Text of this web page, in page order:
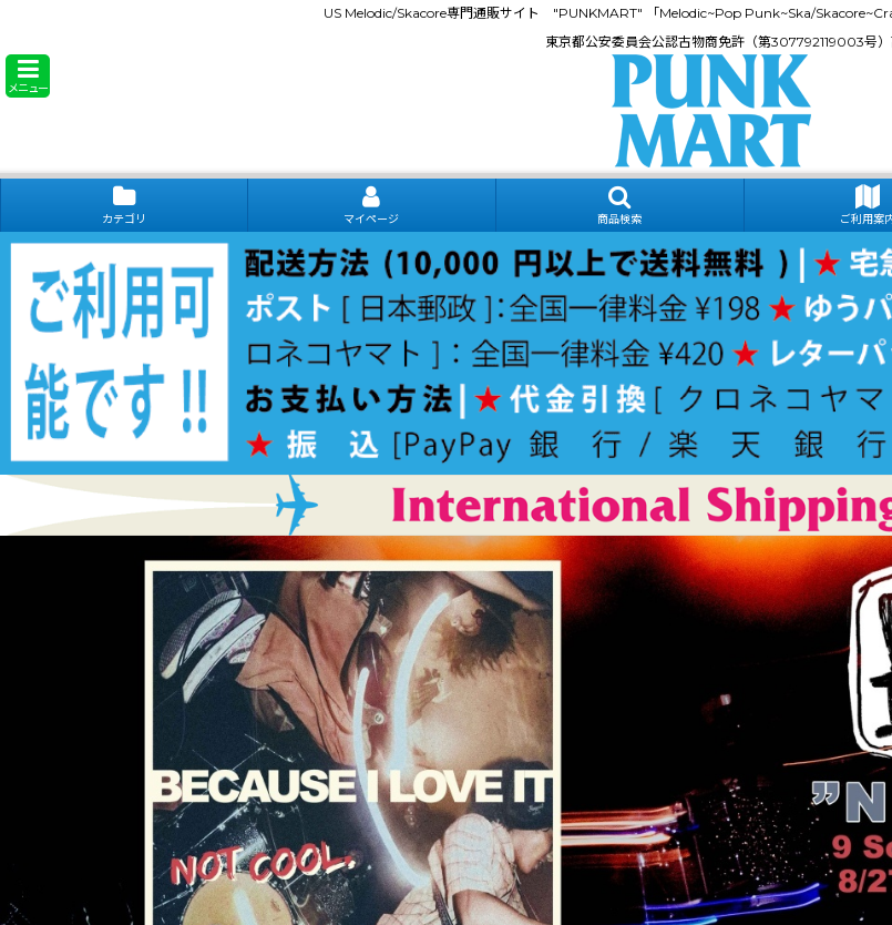
US Melodic/Skacore専門通販サイト "PUNKMART" 「Melodic~Pop Punk~Ska/
東京都公安委員会公認古物商免許（第307792119003号
メニュー
カテゴリ マイページ 商品検索 ご利用案